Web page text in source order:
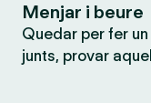
Menjar i beure
Quedar per fer
junts, provar